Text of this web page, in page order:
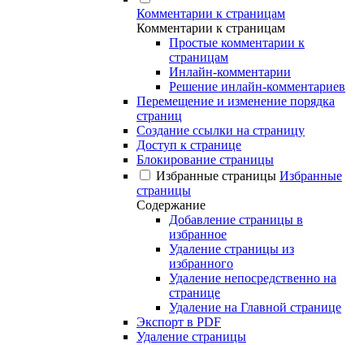
Комментарии к страницам
Комментарии к страницам
Простые комментарии к
страницам
Инлайн-комментарии
Решение инлайн-комментариев
Перемещение и изменение порядка
страниц
Создание ссылки на страницу
Доступ к странице
Блокирование страницы
Избранные страницы Избранные
страницы
Содержание
Добавление страницы в
избранное
Удаление страницы из
избранного
Удаление непосредственно на
странице
Удаление на Главной странице
Экспорт в PDF
Удаление страницы